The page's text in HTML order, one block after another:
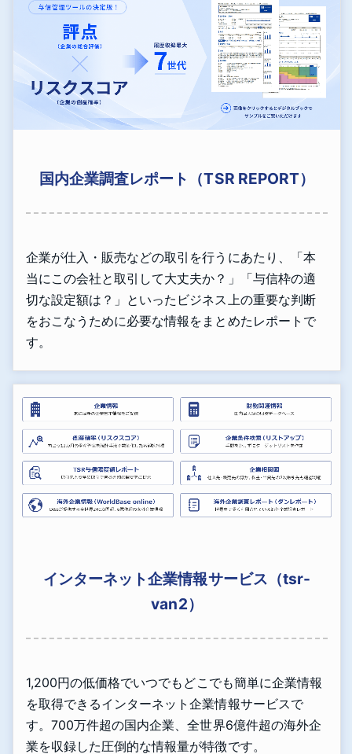
国内企業調査レポート（TSR REPORT）
企業が仕入・販売などの取引を行うにあたり、「本
当にこの会社と取引して大丈夫か？」「与信枠の適
切な設定額は？」といったビジネス上の重要な判断
をおこなうために必要な情報をまとめたレポートで
す。
インターネット企業情報サービス（tsr-
van2）
1,200円の低価格でいつでもどこでも簡単に企業情報
を取得できるインターネット企業情報サービスで
す。700万件超の国内企業、全世界6億件超の海外企
業を収録した圧倒的な情報量が特徴です。